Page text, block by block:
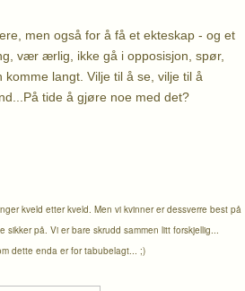
men også for å få et ekteskap - og et
vær ærlig, ikke gå i opposisjon, spør,
langt. Vilje til å se, vilje til å
tide å gjøre noe med det?
kveld etter kveld. Men vi kvinner er dessverre best på
på. Vi er bare skrudd sammen litt forskjellig...
dette enda er for tabubelagt... ;)